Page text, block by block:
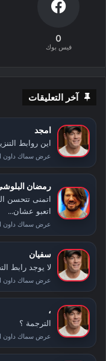
0
فيس بوك
آخر التعليقات
امجد
اين روابط
عرض سماك داون الأخير 7/8/
رمضان
اتمنى تتحسن
اتعبو عشان...
عرض سماك داون الأخير 7/8/
سفيان
لا يوجد رابط
عرض سماك داون الأخير 7/8/
،
الترجمة ؟
عرض سماك داون الأخير 7/8/